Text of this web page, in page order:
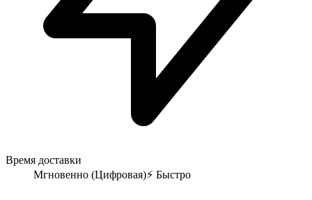
Время доставки
Мгновенно (Цифровая)⚡ Быстро